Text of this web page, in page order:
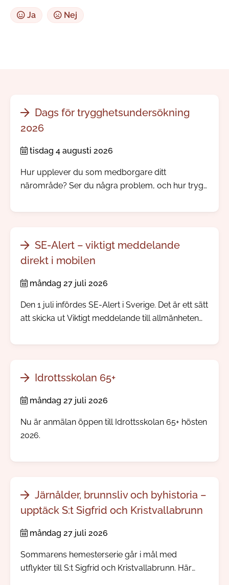
Ja Nej
Dags för trygghetsundersökning
2026
tisdag 4 augusti 2026
Hur upplever du som medborgare ditt
närområde? Ser du några problem, och hur trygg
årliga trygghetsundersökning.
SE-Alert – viktigt meddelande
direkt i mobilen
måndag 27 juli 2026
Den 1 juli infördes SE-Alert i Sverige. Det är ett sätt
att skicka ut Viktigt meddelande till allmänheten
allvarligt händer. Ingen app eller registrering
Idrottsskolan 65+
måndag 27 juli 2026
Nu är anmälan öppen till Idrottsskolan 65+ hösten
2026.
Järnålder, brunnsliv och byhistoria –
upptäck S:t Sigfrid och Kristvallabrunn
måndag 27 juli 2026
Sommarens hemesterserie går i mål med
utflykter till S:t Sigfrid och Kristvallabrunn. Här